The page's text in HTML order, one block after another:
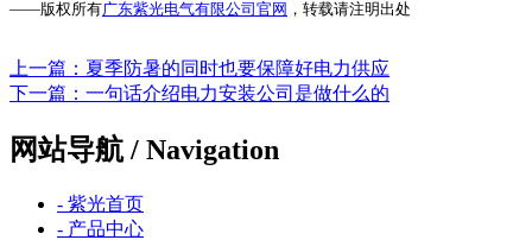
——版权所有广东紫光电气有限公司官网 ，转载请注明出处
上一篇 ：夏季防暑的同时也要保障好电力供应
下一篇 ：一句话介绍电力安装公司是做什么的
网站导航/ Navigation
- 紫光首页
- 产品中心